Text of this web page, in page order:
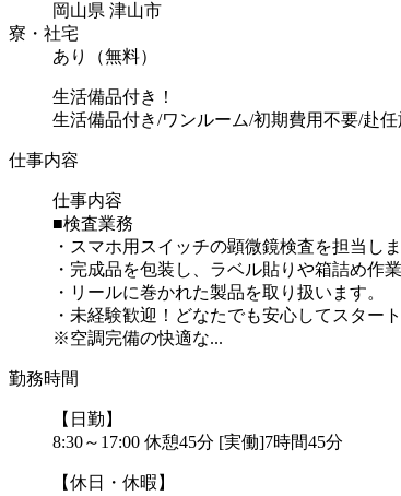
岡山県 津山市
寮・社宅
あり（無料）
生活備品付き！
生活備品付き/ワンルーム/初期費用不要/赴
仕事内容
仕事内容
■検査業務
・スマホ用スイッチの顕微鏡検査を担当しま
・完成品を包装し、ラベル貼りや箱詰め作
・リールに巻かれた製品を取り扱います。
・未経験歓迎！どなたでも安心してスター
※空調完備の快適な...
勤務時間
【日勤】
8:30～17:00 休憩45分 [実働]7時間45分
【休日・休暇】